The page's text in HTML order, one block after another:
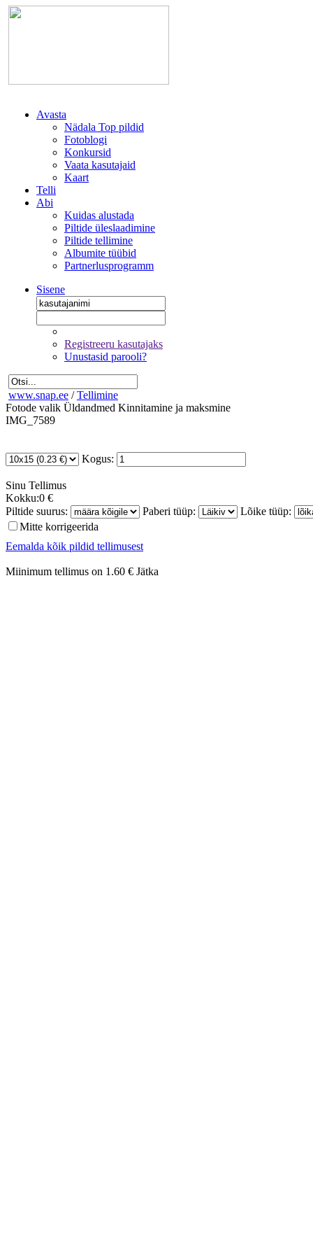
Avasta
Nädala Top pildid
Fotoblogi
Konkursid
Vaata kasutajaid
Kaart
Telli
Abi
Kuidas alustada
Piltide üleslaadimine
Piltide tellimine
Albumite tüübid
Partnerlusprogramm
Sisene
Registreeru kasutajaks
Unustasid parooli?
www.snap.ee / Tellimine
Fotode valik Üldandmed Kinnitamine ja maksmine
IMG_7589
Kogus:
Sinu Tellimus
Kokku:0 €
Piltide suurus:
Paberi tüüp:
Lõike tüüp:
Mitte korrigeerida
Eemalda kõik pildid tellimusest
Miinimum tellimus on 1.60 € Jätka